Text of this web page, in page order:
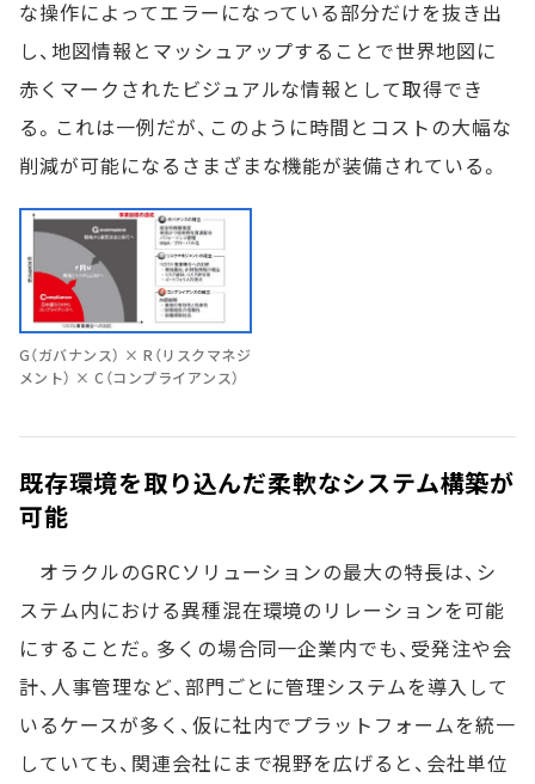
な操作によってエラーになっている部分だけを抜き出
し、地図情報とマッシュアップすることで世界地図に
赤くマークされたビジュアルな情報として取得でき
る。これは一例だが、このように時間とコストの大幅な
削減が可能になるさまざまな機能が装備されている。
G（ガバナンス） × R（リスクマネジ
メント） × C（コンプライアンス）
既存環境を取り込んだ柔軟なシステム構築が
可能
オラクルのGRCソリューションの最大の特長は、シ
ステム内における異種混在環境のリレーションを可能
にすることだ。多くの場合同一企業内でも、受発注や会
計、人事管理など、部門ごとに管理システムを導入して
いるケースが多く、仮に社内でプラットフォームを統一
していても、関連会社にまで視野を広げると、会社単位